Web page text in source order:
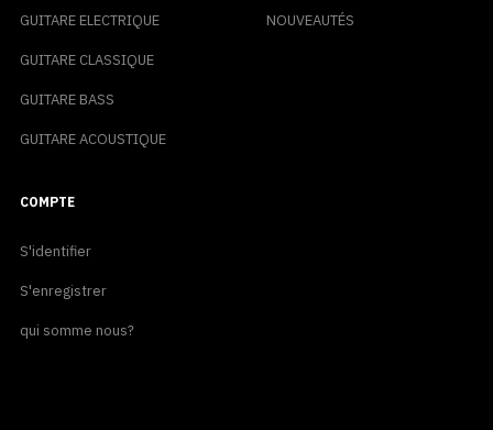
GUITARE ELECTRIQUE
GUITARE CLASSIQUE
GUITARE BASS
GUITARE ACOUSTIQUE
NOUVEAUTÉS
COMPTE
S'identifier
S'enregistrer
qui somme nous?